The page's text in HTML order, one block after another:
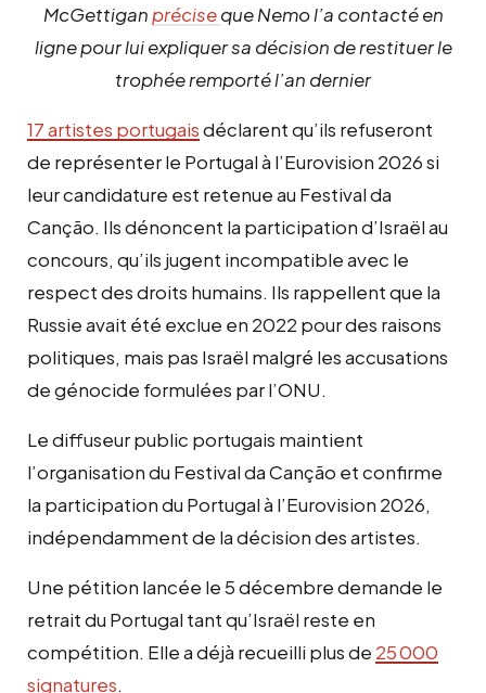
McGettiganpréciseque Nemo l’a contacté en
ligne pour lui expliquer sa décision de restituer le
trophée remporté l’an dernier
17 artistes portugaisdéclarent qu’ils refuseront
de représenter le Portugal à l’Eurovision 2026 si
leur candidature est retenue au Festival da
Canção. Ils dénoncent la participation d’Israël au
concours, qu’ils jugent incompatible avec le
respect des droits humains. Ils rappellent que la
Russie avait été exclue en 2022 pour des raisons
politiques, mais pas Israël malgré les accusations
de génocide formulées par l’ONU.
Le diffuseur public portugais maintient
l’organisation du Festival da Canção et confirme
la participation du Portugal à l’Eurovision 2026,
indépendamment de la décision des artistes.
Une pétition lancée le 5 décembre demande le
retrait du Portugal tant qu’Israël reste en
compétition. Elle a déjà recueilli plus de 25 000
signatures.